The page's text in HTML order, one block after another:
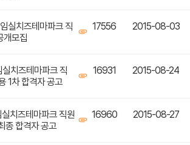
실치즈테마파크 직
개모집
17556 2015-08-03
치즈테마파크 직
1차 합격자 공고
16931 2015-08-24
치즈테마파크 직원
종 합격자 공고
16960 2015-08-27